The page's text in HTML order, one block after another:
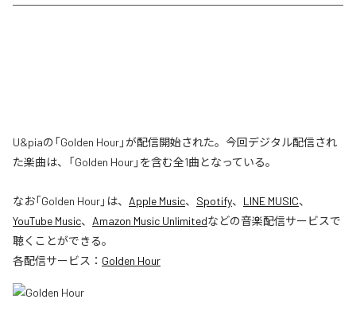
U&piaの「Golden Hour」が配信開始された。今回デジタル配信され
た楽曲は、「Golden Hour」を含む全1曲となっている。
なお「Golden Hour」は、 Apple Music、 Spotify、 LINE MUSIC、
YouTube Music、 Amazon Music Unlimitedなどの音楽配信サービスで
聴くことができる。
各配信サービス： Golden Hour